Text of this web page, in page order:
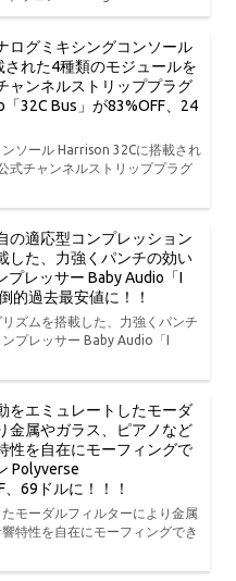
ログミキシングコンソール
された4種類のモジュールを
ャンネルストリッププラグ
「32C Bus」が83%OFF、24
ソール Harrison 32Cに搭載され
式チャンネルストリッププラグ
の適応型コンプレッション
した、力強くパンチの効い
プレッサー Baby Audio「I
的過去最安値に！！
ズムを搭載した、力強くパンチ
プレッサー Baby Audio「I
をエミュレートしたモーダ
金属やガラス、ピアノなど
性を自在にモーフィングで
Polyverse
69ドルに！！！
モーダルフィルターにより金属
特性を自在にモーフィングでき